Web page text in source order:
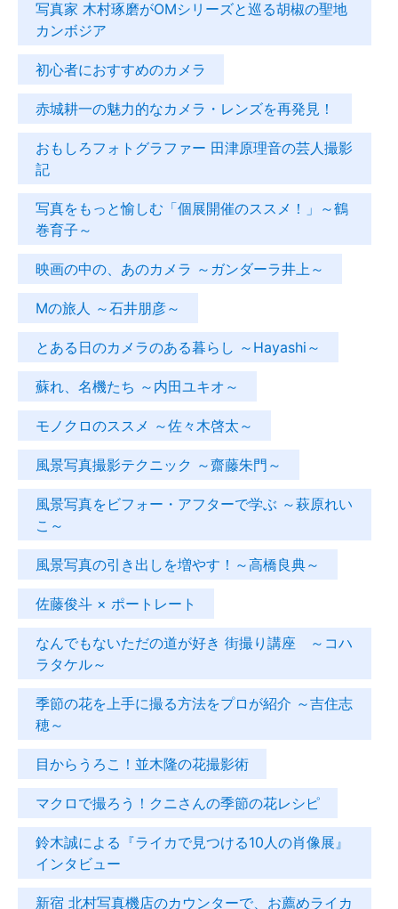
写真家 木村琢磨がOMシリーズと巡る胡椒の聖地
カンボジア
初心者におすすめのカメラ
赤城耕一の魅力的なカメラ・レンズを再発見！
おもしろフォトグラファー 田津原理音の芸人撮影
記
写真をもっと愉しむ「個展開催のススメ！」～鶴
巻育子～
映画の中の、あのカメラ ～ガンダーラ井上～
Mの旅人 ～石井朋彦～
とある日のカメラのある暮らし ～Hayashi～
蘇れ、名機たち ～内田ユキオ～
モノクロのススメ ～佐々木啓太～
風景写真撮影テクニック ～齋藤朱門～
風景写真をビフォー・アフターで学ぶ ～萩原れい
こ～
風景写真の引き出しを増やす！～高橋良典～
佐藤俊斗 × ポートレート
なんでもないただの道が好き 街撮り講座 ～コハ
ラタケル～
季節の花を上手に撮る方法をプロが紹介 ～吉住志
穂～
目からうろこ！並木隆の花撮影術
マクロで撮ろう！クニさんの季節の花レシピ
鈴木誠による『ライカで見つける10人の肖像展』
インタビュー
新宿 北村写真機店のカウンターで、お薦めライカ